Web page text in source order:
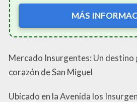
MÁS
Mercado Insurgentes: Un destino
corazón de San Miguel
Ubicado en la Avenida los